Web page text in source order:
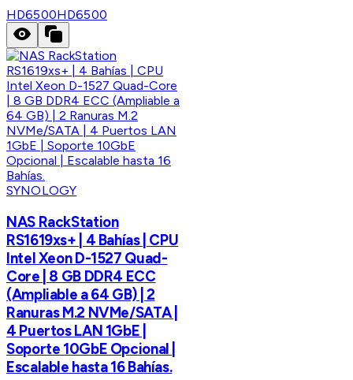
HD6500HD6500
SYNOLOGY
NAS RackStation
RS1619xs+ | 4 Bahías | CPU
Intel Xeon D-1527 Quad-
Core | 8 GB DDR4 ECC
(Ampliable a 64 GB) | 2
Ranuras M.2 NVMe/SATA |
4 Puertos LAN 1GbE |
Soporte 10GbE Opcional |
Escalable hasta 16 Bahías.